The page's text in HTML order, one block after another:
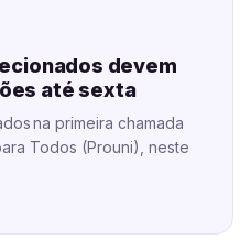
devem
até sexta
na primeira chamada
Todos (Prouni), neste